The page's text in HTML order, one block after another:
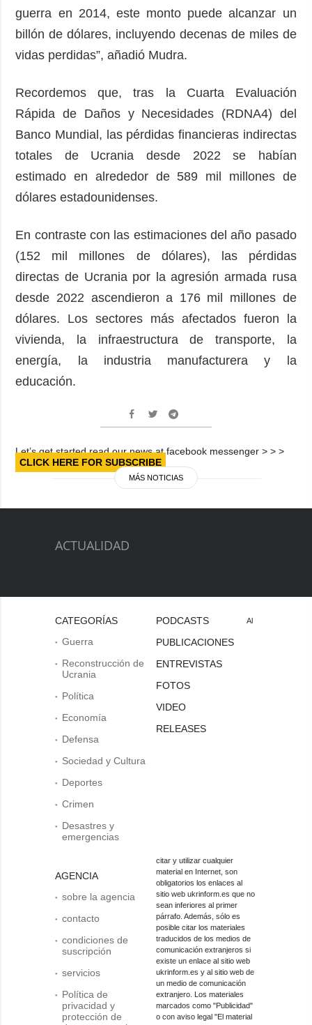
guerra en 2014, este monto puede alcanzar un
billón de dólares, incluyendo decenas de miles de
vidas perdidas”, añadió Mudra.
Recordemos que, tras la Cuarta Evaluación
Rápida de Daños y Necesidades (RDNA4) del
Banco Mundial, las pérdidas financieras indirectas
totales de Ucrania desde 2022 se habían
estimado en alrededor de 589 mil millones de
dólares estadounidenses.
En contraste con las estimaciones del año pasado
(152 mil millones de dólares), las pérdidas
directas de Ucrania por la agresión armada rusa
desde 2022 ascendieron a 176 mil millones de
dólares. Los sectores más afectados fueron la
vivienda, la infraestructura de transporte, la
energía, la industria manufacturera y la
educación.
Let’s get started read our news at facebook messenger > > >
CLICK HERE FOR SUBSCRIBE
MÁS NOTICIAS
ACTUALIDAD
CATEGORÍAS
Guerra
Reconstrucción de
Ucrania
Política
Economía
Defensa
Sociedad y Cultura
Deportes
Crimen
Desastres y
emergencias
AGENCIA
sobre la agencia
contacto
condiciones de
suscripción
servicios
Política de
privacidad y
protección de
PODCASTS
PUBLICACIONES
ENTREVISTAS
FOTOS
VIDEO
RELEASES
Al
citar y utilizar cualquier
material en Internet, son
obligatorios los enlaces al
sitio web ukrinform.es que no
sean inferiores al primer
párrafo. Además, sólo es
posible citar los materiales
traducidos de los medios de
comunicación extranjeros si
existe un enlace al sitio web
ukrinform.es y al sitio web de
un medio de comunicación
extranjero. Los materiales
marcados como "Publicidad"
o con aviso legal "El material